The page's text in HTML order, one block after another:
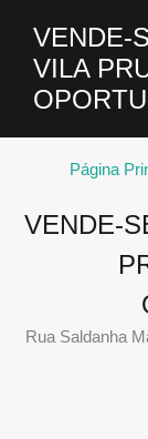
VENDE-
VILA
Página
VENDE-
Rua Saldanha